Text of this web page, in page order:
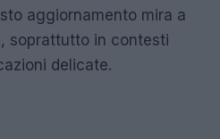
aggiornamento mira a
soprattutto in contesti
delicate.